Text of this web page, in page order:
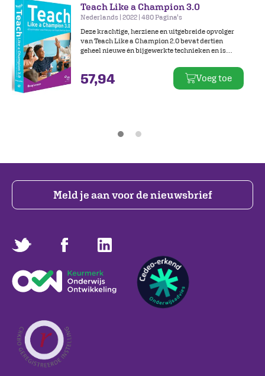
Teach Like a Champion 3.0
Nederlands | 2022 | 480 Pagina's
Deze krachtige, herziene en uitgebreide opvolger
van Teach Like a Champion 2.0 bevat dertien
geheel nieuwe én bijgewerkte technieken en is
Bij deze uitgave hoort een website met online
beeldmateriaal waarin technieken worden
gedemonstreerd.
57,94 Voeg toe
Meld je aan voor de nieuwsbrief